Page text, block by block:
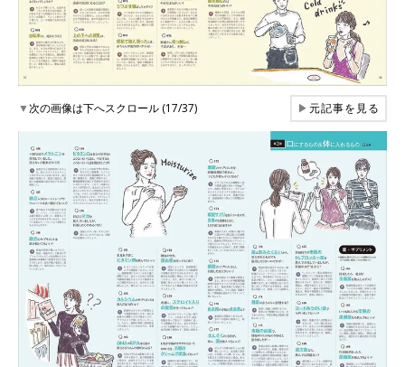
▼次の画像は下へスクロール (17/37) ▶元記事を見る